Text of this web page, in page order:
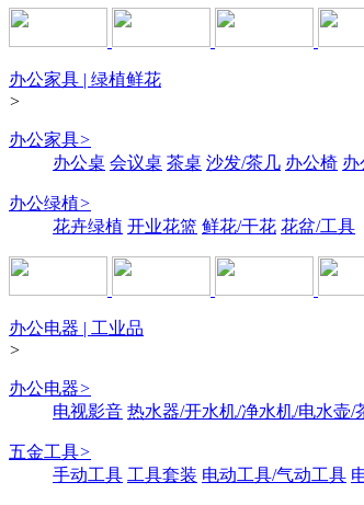
办公家具 | 绿植鲜花
>
办公家具>
办公桌 会议桌 茶桌 沙发/茶几 办公椅 办
办公绿植>
花卉绿植 开业花篮 鲜花/干花 花盆/工具
办公电器 | 工业品
>
办公电器>
电视影音 热水器/开水机/净水机/电水壶/
五金工具>
手动工具 工具套装 电动工具/气动工具